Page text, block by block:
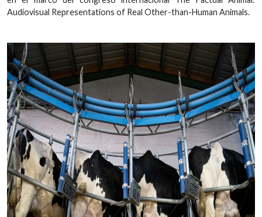
Audiovisual Representations of Real Other-than-Human Animals.